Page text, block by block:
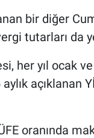
bir diğer
tutarları da
her yıl ocak
açıklanan
oranında